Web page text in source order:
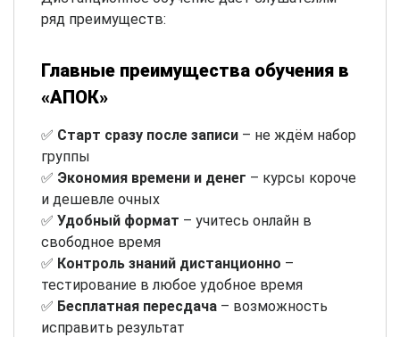
ряд преимуществ:
Главные преимущества обучения в
«АПОК»
✅ Старт сразу после записи – не ждём набор
группы
✅ Экономия времени и денег – курсы короче
и дешевле очных
✅ Удобный формат – учитесь онлайн в
свободное время
✅ Контроль знаний дистанционно –
тестирование в любое удобное время
✅ Бесплатная пересдача – возможность
исправить результат